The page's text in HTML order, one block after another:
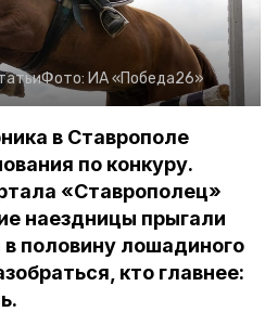
Фото: ИА «Победа26»
в Ставрополе
по конкуру.
«Ставрополец»
наездницы прыгали
в половину лошадиного
кто главнее: